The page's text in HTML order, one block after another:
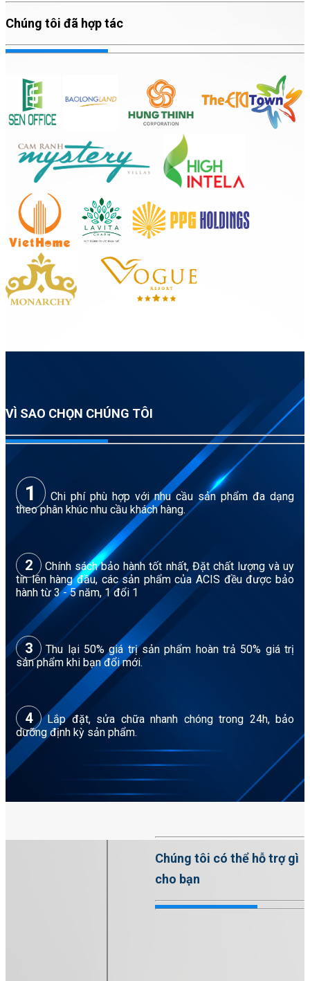
Chúng tôi đã hợp tác
VÌ SAO CHỌN CHÚNG TÔI
1
Chi phí phù hợp với nhu cầu sản phẩm đa dạng
theo phân khúc nhu cầu khách hàng.
2
Chính sách bảo hành tốt nhất, Đặt chất lượng và uy
tín lên hàng đầu, các sản phẩm của ACIS đều được bảo
hành từ 3 - 5 năm, 1 đổi 1
3
Thu lại 50% giá trị sản phẩm hoàn trả 50% giá trị
sản phẩm khi bạn đổi mới.
4
Lắp đặt, sửa chữa nhanh chóng trong 24h, bảo
dưỡng định kỳ sản phẩm.
Chúng tôi có thể hỗ trợ gì
cho bạn